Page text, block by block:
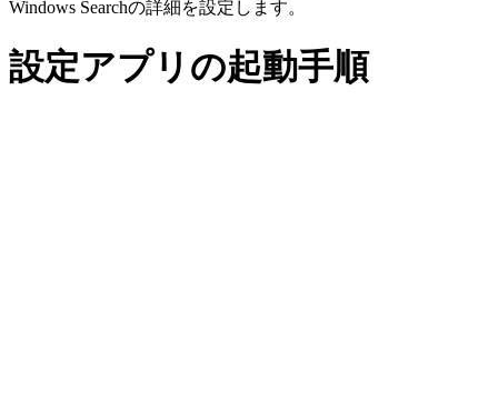
Windows Searchの詳細を設定します。
設定アプリの起動手順